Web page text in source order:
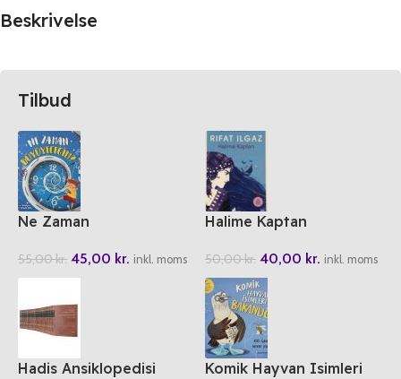
Beskrivelse
Tilbud
Ne Zaman
55,00kr. 45,00 kr. inkl. moms
Halime Kaptan
50,00kr. 40,00 kr. inkl. moms
Hadis Ansiklopedisi
Komik Hayvan Isimleri